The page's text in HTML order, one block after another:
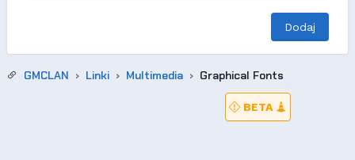
Dodaj
GMCLAN Linki Multimedia Graphical Fonts
BETA